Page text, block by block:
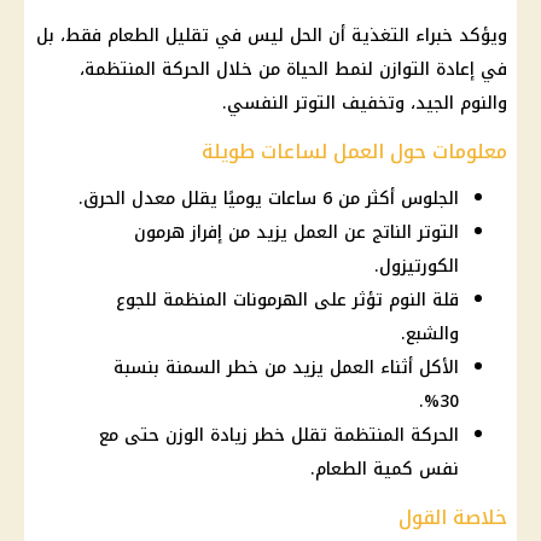
ويؤكد خبراء التغذية أن الحل ليس في تقليل الطعام فقط، بل
في إعادة التوازن لنمط الحياة من خلال الحركة المنتظمة،
والنوم الجيد، وتخفيف التوتر النفسي.
معلومات حول العمل لساعات طويلة
الجلوس أكثر من 6 ساعات يوميًا يقلل معدل الحرق.
التوتر الناتج عن العمل يزيد من إفراز هرمون
الكورتيزول.
قلة النوم تؤثر على الهرمونات المنظمة للجوع
والشبع.
الأكل أثناء العمل يزيد من خطر السمنة بنسبة
30%.
الحركة المنتظمة تقلل خطر زيادة الوزن حتى مع
نفس كمية الطعام.
خلاصة القول